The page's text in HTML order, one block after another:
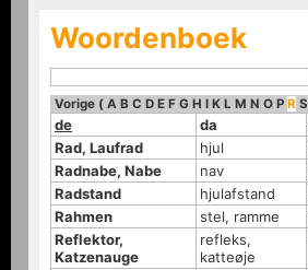
Woordenboek
Vorige ( A B C D E F G H I K L M N O P R S
de da
Rad, Laufrad
hjul
Radnabe, Nabe
nav
Radstand
hjulafstand
Rahmen
stel, ramme
Reflektor,
Katzenauge
refleks,
katteøje